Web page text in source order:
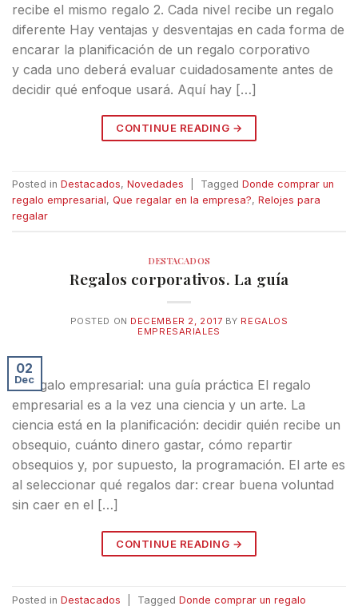
recibe el mismo regalo 2. Cada nivel recibe un regalo
diferente Hay ventajas y desventajas en cada forma de
encarar la planificación de un regalo corporativo
y cada uno deberá evaluar cuidadosamente antes de
decidir qué enfoque usará. Aquí hay […]
CONTINUE READING →
Posted in Destacados, Novedades Tagged Donde comprar un
regalo empresarial, Que regalar en la empresa?, Relojes para
regalar
DESTACADOS
Regalos corporativos. La guía
POSTED ON DECEMBER 2, 2017 BY REGALOS
EMPRESARIALES
02
Dec
El regalo empresarial: una guía práctica El regalo
empresarial es a la vez una ciencia y un arte. La
ciencia está en la planificación: decidir quién recibe un
obsequio, cuánto dinero gastar, cómo repartir
obsequios y, por supuesto, la programación. El arte es
al seleccionar qué regalos dar: crear buena voluntad
sin caer en el […]
CONTINUE READING →
Posted in Destacados Tagged Donde comprar un regalo